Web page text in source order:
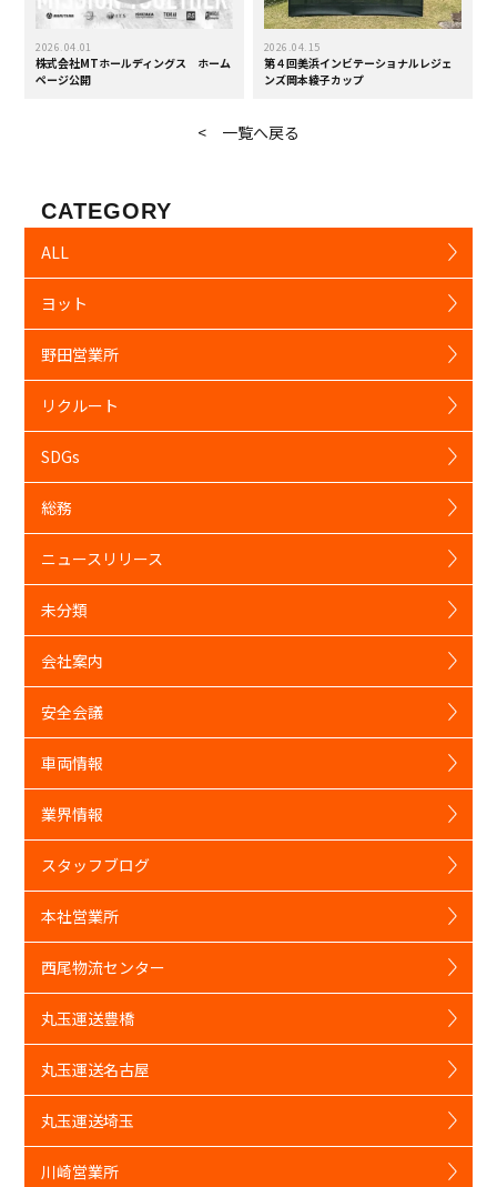
2026.04.01
株式会社MTホールディングス ホーム
ページ公開
2026.04.15
第４回美浜インビテーショナルレジェ
ンズ岡本綾子カップ
< 一覧へ戻る
CATEGORY
ALL
ヨット
野田営業所
リクルート
SDGs
総務
ニュースリリース
未分類
会社案内
安全会議
車両情報
業界情報
スタッフブログ
本社営業所
西尾物流センター
丸玉運送豊橋
丸玉運送名古屋
丸玉運送埼玉
川崎営業所